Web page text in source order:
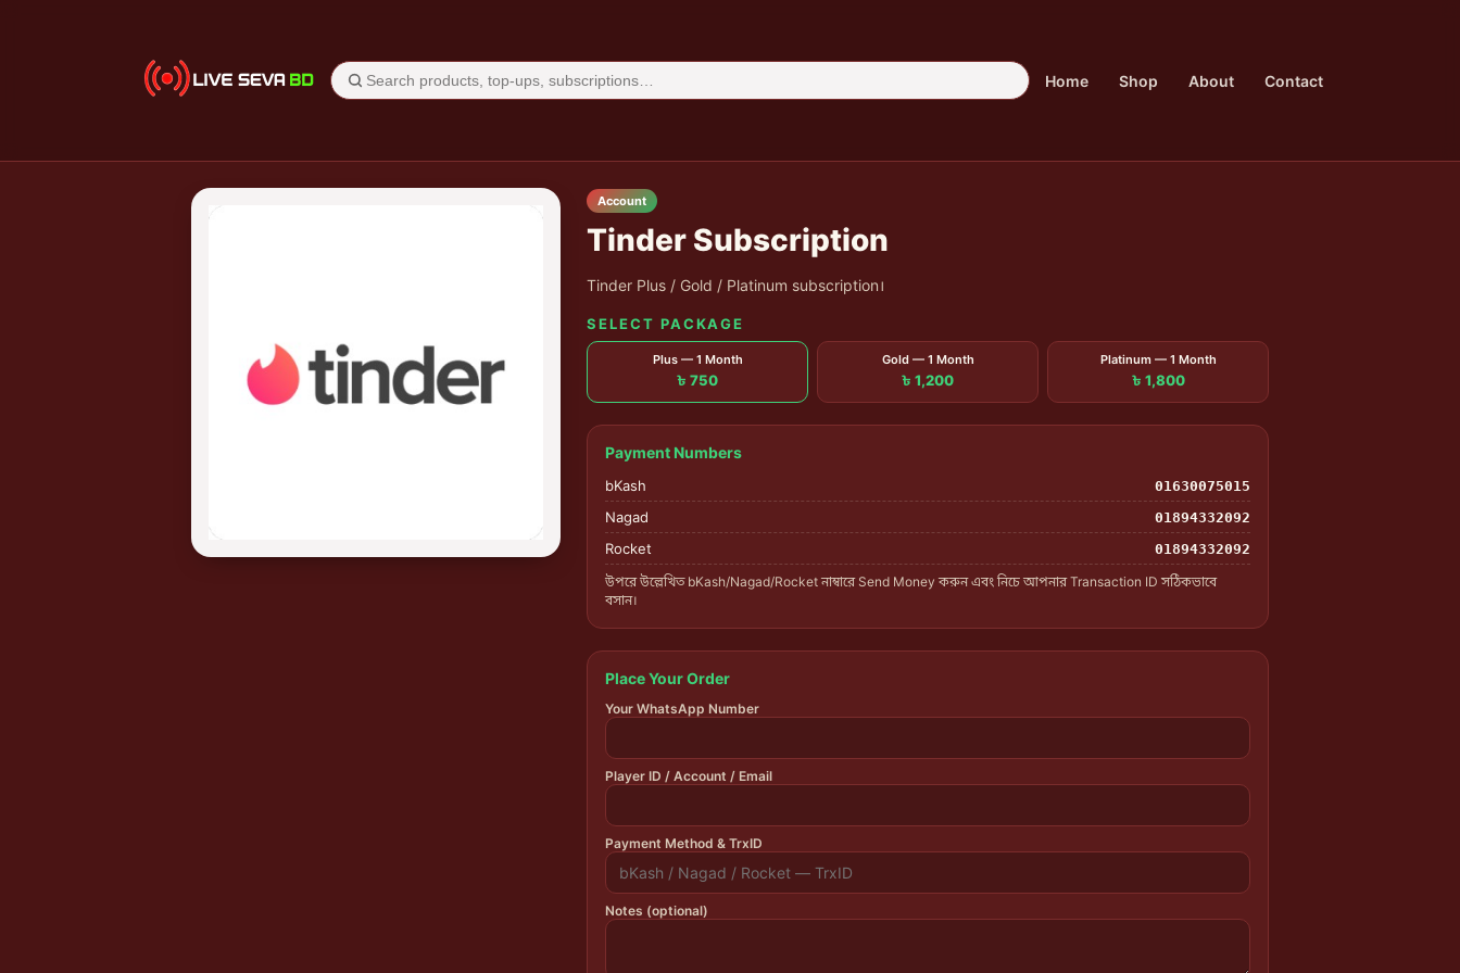
Home Shop About Contact
Account
Tinder Subscription
Tinder Plus / Gold / Platinum subscription।
SELECT PACKAGE
Plus — 1 Month
৳ 750
Gold — 1 Month
৳ 1,200
Platinum — 1 Month
৳ 1,800
Payment Numbers
bKash 01630075015
Nagad 01894332092
Rocket 01894332092
উপরে উল্লেখিত bKash/Nagad/Rocket নাম্বারে Send Money করুন এবং নিচে আপনার Transaction ID সঠিকভাবে
বসান।
Place Your Order
Your WhatsApp Number
Player ID / Account / Email
Payment Method & TrxID
Notes (optional)